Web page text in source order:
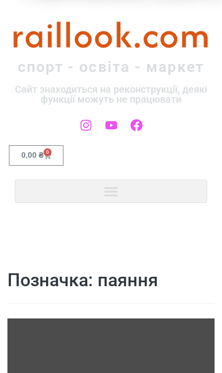
raillook.com
спорт - освіта - маркет
Сайт знаходиться на реконструкції, деякі
функції можуть не працювати
0,00 ₴ 0
Позначка: паяння